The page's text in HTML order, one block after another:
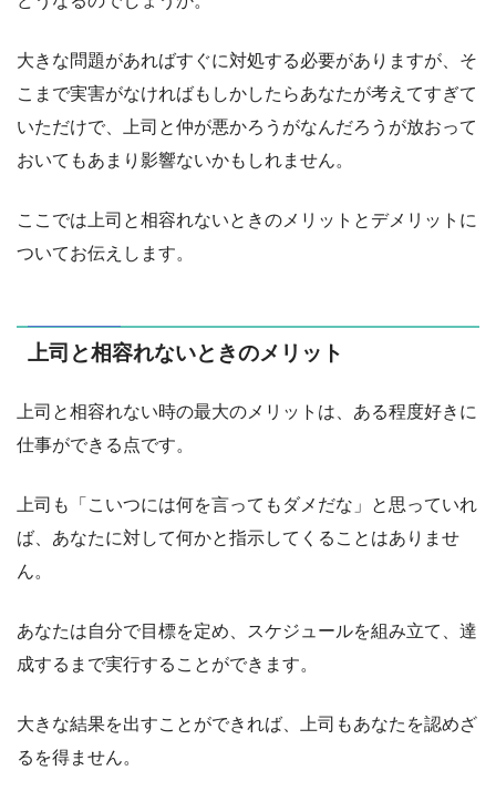
大きな問題があればすぐに対処する必要がありますが、そ
こまで実害がなければもしかしたらあなたが考えてすぎて
いただけで、上司と仲が悪かろうがなんだろうが放おって
おいてもあまり影響ないかもしれません。
ここでは上司と相容れないときのメリットとデメリットに
ついてお伝えします。
上司と相容れないときのメリット
上司と相容れない時の最大のメリットは、ある程度好きに
仕事ができる点です。
上司も「こいつには何を言ってもダメだな」と思っていれ
ば、あなたに対して何かと指示してくることはありませ
ん。
あなたは自分で目標を定め、スケジュールを組み立て、達
成するまで実行することができます。
大きな結果を出すことができれば、上司もあなたを認めざ
るを得ません。